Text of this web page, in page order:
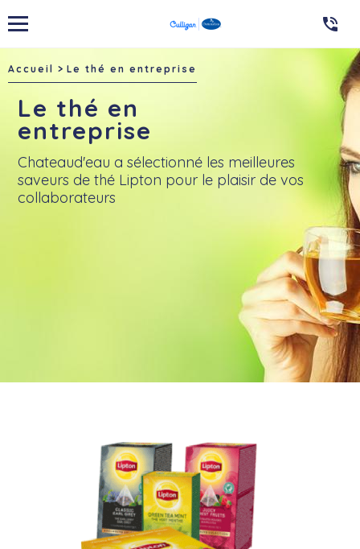

Accueil Le thé en entreprise
Le thé en
entreprise
Chateaud'eau a sélectionné les meilleures
saveurs de thé Lipton pour le plaisir de vos
collaborateurs